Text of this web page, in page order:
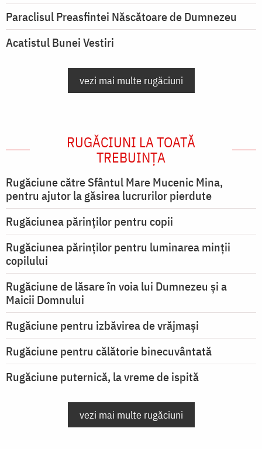
Paraclisul Preasfintei Născătoare de Dumnezeu
Acatistul Bunei Vestiri
vezi mai multe rugăciuni
RUGĂCIUNI LA TOATĂ
TREBUINȚA
Rugăciune către Sfântul Mare Mucenic Mina,
pentru ajutor la găsirea lucrurilor pierdute
Rugăciunea părinților pentru copii
Rugăciunea părinților pentru luminarea minţii
copilului
Rugăciune de lăsare în voia lui Dumnezeu şi a
Maicii Domnului
Rugăciune pentru izbăvirea de vrăjmași
Rugăciune pentru călătorie binecuvântată
Rugăciune puternică, la vreme de ispită
vezi mai multe rugăciuni